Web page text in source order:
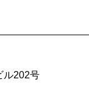
ル202号